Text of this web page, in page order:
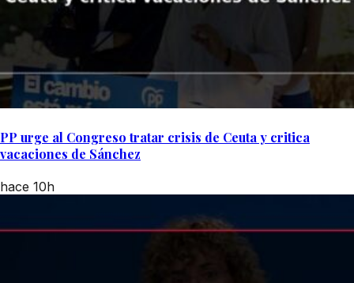
PP urge al Congreso tratar crisis de Ceuta y critica
vacaciones de Sánchez
hace 10h